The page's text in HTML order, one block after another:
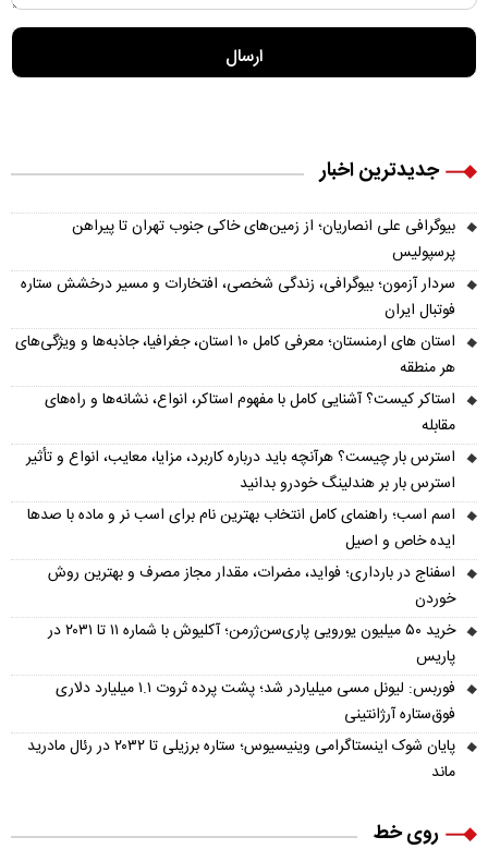
جدیدترین اخبار
بیوگرافی علی انصاریان؛ از زمین‌های خاکی جنوب تهران تا پیراهن
پرسپولیس
سردار آزمون؛ بیوگرافی، زندگی شخصی، افتخارات و مسیر درخشش ستاره
فوتبال ایران
استان های ارمنستان؛ معرفی کامل ۱۰ استان، جغرافیا، جاذبه‌ها و ویژگی‌های
هر منطقه
استاکر کیست؟ آشنایی کامل با مفهوم استاکر، انواع، نشانه‌ها و راه‌های
مقابله
استرس بار چیست؟ هرآنچه باید درباره کاربرد، مزایا، معایب، انواع و تأثیر
استرس بار بر هندلینگ خودرو بدانید
اسم اسب؛ راهنمای کامل انتخاب بهترین نام برای اسب نر و ماده با صدها
ایده خاص و اصیل
اسفناج در بارداری؛ فواید، مضرات، مقدار مجاز مصرف و بهترین روش
خوردن
خرید ۵۰ میلیون یورویی پاری‌سن‌ژرمن؛ آکلیوش با شماره ۱۱ تا ۲۰۳۱ در
پاریس
فوربس: لیونل مسی میلیاردر شد؛ پشت پرده ثروت ۱.۱ میلیارد دلاری
فوق‌ستاره آرژانتینی
پایان شوک اینستاگرامی وینیسیوس؛ ستاره برزیلی تا ۲۰۳۲ در رئال مادرید
ماند
روی خط